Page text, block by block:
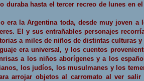
hasta el tercer recreo de lunes en
era la Argentinatoda, desde muy joven a
El y sus entrañables personajes
a miles de niños de distintas culturas y
era universal, y los cuentos
a los niños aborígenes y a los
los judíos, los musulmanes y los
arrojar objetos al carromato al ver salir